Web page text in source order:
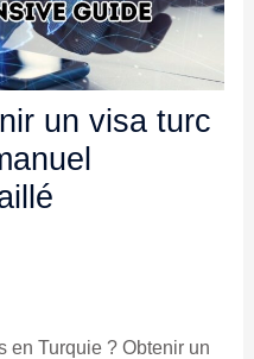
un visa turc
en Turquie ? Obtenir un